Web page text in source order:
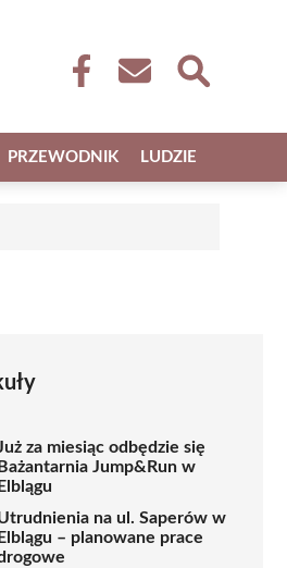
PRZEWODNIK LUDZIE
za miesiąc odbędzie się
Bażantarnia Jump&Run w
Elblągu
na ul. Saperów w
Elblągu – planowane prace